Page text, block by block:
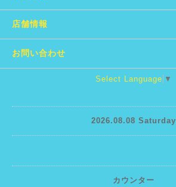
店舗情報
お問い合わせ
Select Language ▼
2026.08.08 Saturday
カウンター